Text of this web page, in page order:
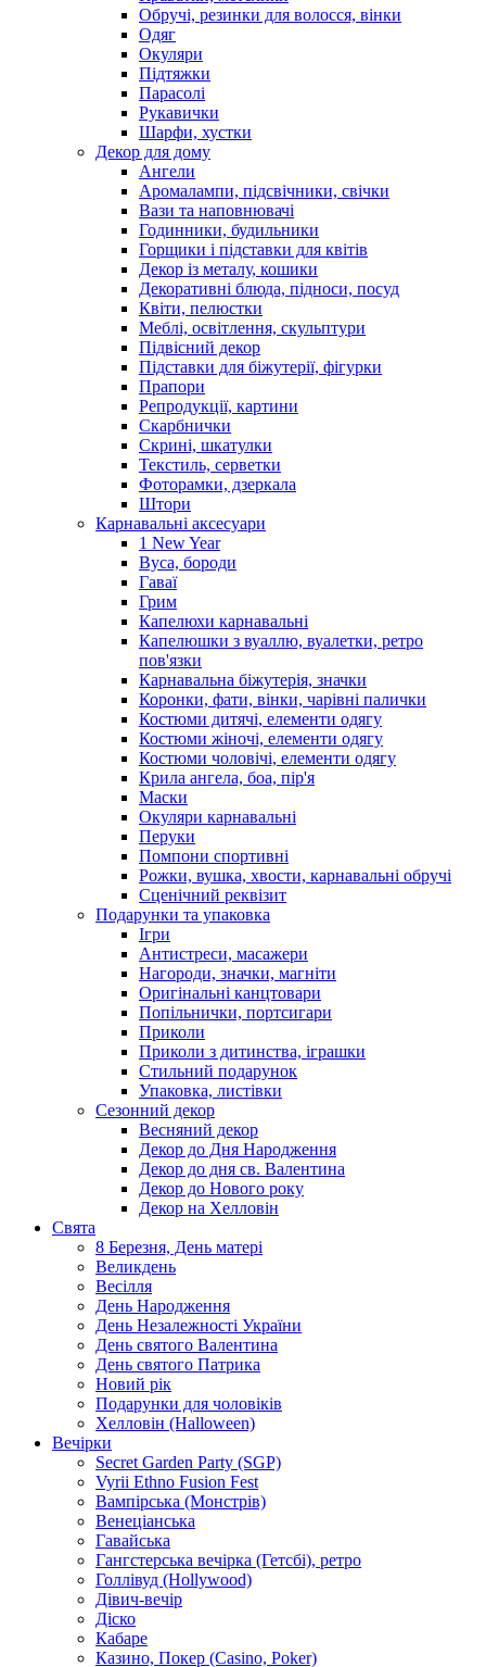
Обручі, резинки для волосся, вінки
Одяг
Окуляри
Підтяжки
Парасолі
Рукавички
Шарфи, хустки
Декор для дому
Ангели
Аромалампи, підсвічники, свічки
Вази та наповнювачі
Годинники, будильники
Горщики і підставки для квітів
Декор із металу, кошики
Декоративні блюда, підноси, посуд
Квіти, пелюстки
Меблі, освітлення, скульптури
Підвісний декор
Підставки для біжутерії, фігурки
Прапори
Репродукції, картини
Скарбнички
Скрині, шкатулки
Текстиль, серветки
Фоторамки, дзеркала
Штори
Карнавальні аксесуари
1 New Year
Вуса, бороди
Гаваї
Грим
Капелюхи карнавальні
Капелюшки з вуаллю, вуалетки, ретро
пов'язки
Карнавальна біжутерія, значки
Коронки, фати, вінки, чарівні палички
Костюми дитячі, елементи одягу
Костюми жіночі, елементи одягу
Костюми чоловічі, елементи одягу
Крила ангела, боа, пір'я
Маски
Окуляри карнавальні
Перуки
Помпони спортивні
Рожки, вушка, хвости, карнавальні обручі
Сценічний реквізит
Подарунки та упаковка
Ігри
Антистреси, масажери
Нагороди, значки, магніти
Оригінальні канцтовари
Попільнички, портсигари
Приколи
Приколи з дитинства, іграшки
Стильний подарунок
Упаковка, листівки
Сезонний декор
Весняний декор
Декор до Дня Народження
Декор до дня св. Валентина
Декор до Нового року
Декор на Хелловін
Свята
8 Березня, День матері
Великдень
Весілля
День Народження
День Незалежності України
День святого Валентина
День святого Патрика
Новий рік
Подарунки для чоловіків
Хелловін (Halloween)
Вечірки
Secret Garden Party (SGP)
Vyrii Ethno Fusion Fest
Вампірська (Монстрів)
Венеціанська
Гавайська
Гангстерська вечірка (Гетсбі), ретро
Голлівуд (Hollywood)
Дівич-вечір
Діско
Кабаре
Казино, Покер (Casino, Poker)